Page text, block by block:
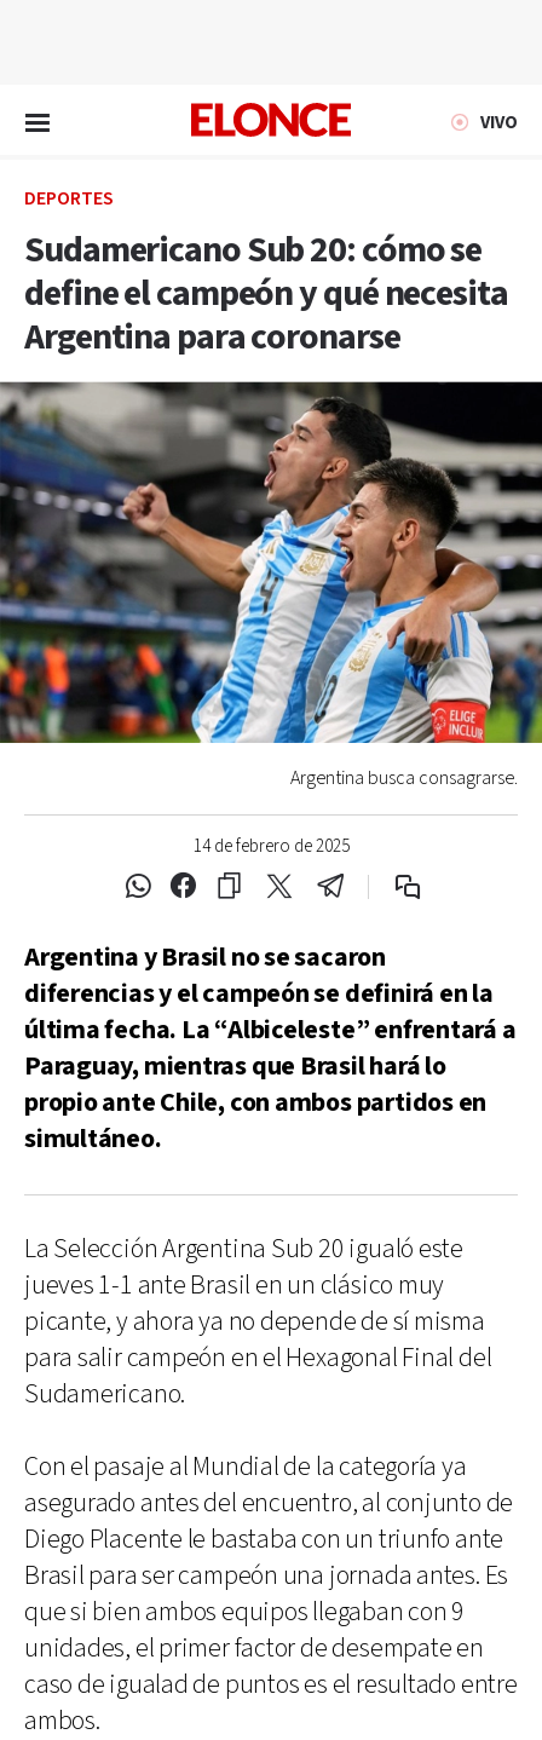
VIVO
DEPORTES
Sudamericano Sub 20: cómo se
define el campeón y qué necesita
Argentina para coronarse
14 de febrero de 2025
Argentina busca consagrarse.
Argentina y Brasil no se sacaron
diferencias y el campeón se definirá en la
última fecha. La “Albiceleste” enfrentará a
Paraguay, mientras que Brasil hará lo
propio ante Chile, con ambos partidos en
simultáneo.
La Selección Argentina Sub 20 igualó este
jueves 1-1 ante Brasil en un clásico muy
picante, y ahora ya no depende de sí misma
para salir campeón en el Hexagonal Final del
Sudamericano.
Con el pasaje al Mundial de la categoría ya
asegurado antes del encuentro, al conjunto de
Diego Placente le bastaba con un triunfo ante
Brasil para ser campeón una jornada antes. Es
que si bien ambos equipos llegaban con 9
unidades, el primer factor de desempate en
caso de igualad de puntos es el resultado entre
ambos.